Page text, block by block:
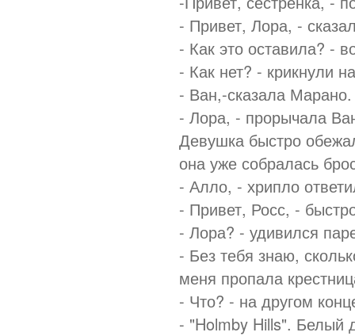
- Привет, Лора, -
- Как это оставила? -
- Как нет? - крикнули
- Ван,-сказала
- Лора, - прорычала
Девушка быстро
она уже собралась
- Алло, - хрипло
- Привет, Росс, -
- Лора? - удивился
- Без тебя знаю,
меня пропала
- Что? - на другом
- "Holmby Hills". Белый